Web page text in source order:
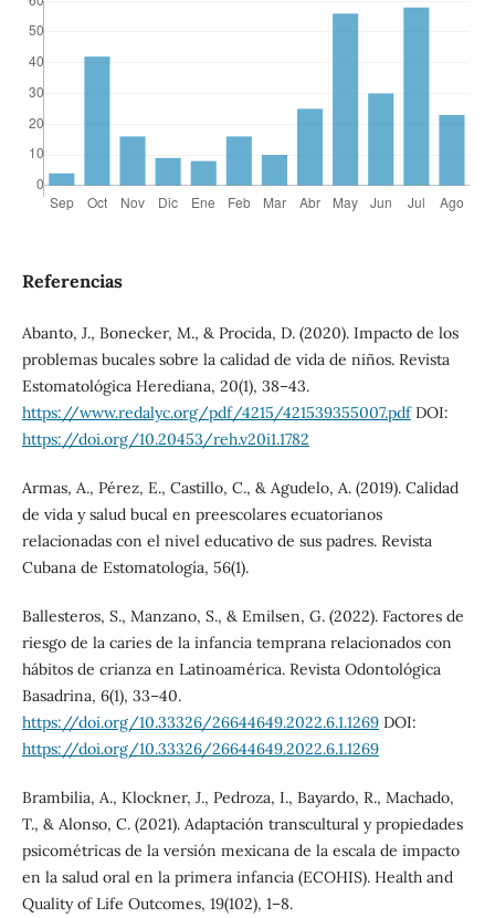
Referencias
Abanto, J., Bonecker, M., & Procida, D. (2020). Impacto de los
problemas bucales sobre la calidad de vida de niños. Revista
Estomatológica Herediana, 20(1), 38–43.
https://www.redalyc.org/pdf/4215/421539355007.pdfDOI:
https://doi.org/10.20453/reh.v20i1.1782
Armas, A., Pérez, E., Castillo, C., & Agudelo, A. (2019). Calidad
de vida y salud bucal en preescolares ecuatorianos
relacionadas con el nivel educativo de sus padres. Revista
Cubana de Estomatología, 56(1).
Ballesteros, S., Manzano, S., & Emilsen, G. (2022). Factores de
riesgo de la caries de la infancia temprana relacionados con
hábitos de crianza en Latinoamérica. Revista Odontológica
Basadrina, 6(1), 33–40.
https://doi.org/10.33326/26644649.2022.6.1.1269DOI:
https://doi.org/10.33326/26644649.2022.6.1.1269
Brambilia, A., Klockner, J., Pedroza, I., Bayardo, R., Machado,
T., & Alonso, C. (2021). Adaptación transcultural y propiedades
psicométricas de la versión mexicana de la escala de impacto
en la salud oral en la primera infancia (ECOHIS). Health and
Quality of Life Outcomes, 19(102), 1–8.